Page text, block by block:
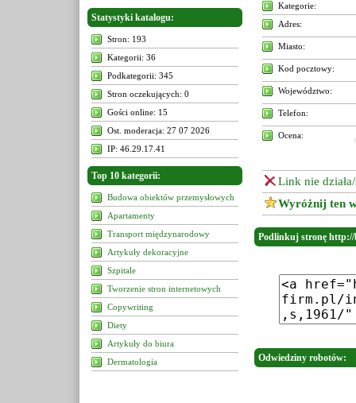
Statystyki katalogu:
Stron: 193
Kategorii: 36
Podkategorii: 345
Stron oczekujących: 0
Gości online: 15
Ost. moderacja: 27 07 2026
IP: 46.29.17.41
Top 10 kategorii:
Budowa obiektów przemysłowych
Apartamenty
Transport międzynarodowy
Artykuły dekoracyjne
Szpitale
Tworzenie stron internetowych
Copywriting
Diety
Artykuły do biura
Dermatologia
Kategorie:
Adres:
Miasto:
Kod pocztowy:
Województwo:
Telefon:
Ocena:
Link nie
Wyróżnij ten
Podlinkuj stronę
Odwiedziny robotów: